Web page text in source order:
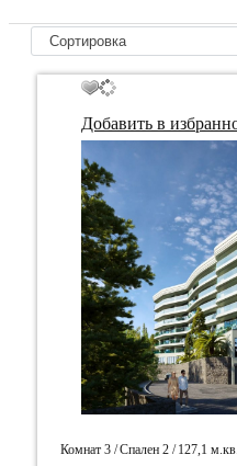
Добавить в
Комнат 3 /Спален 2 / 127,1 м.кв.